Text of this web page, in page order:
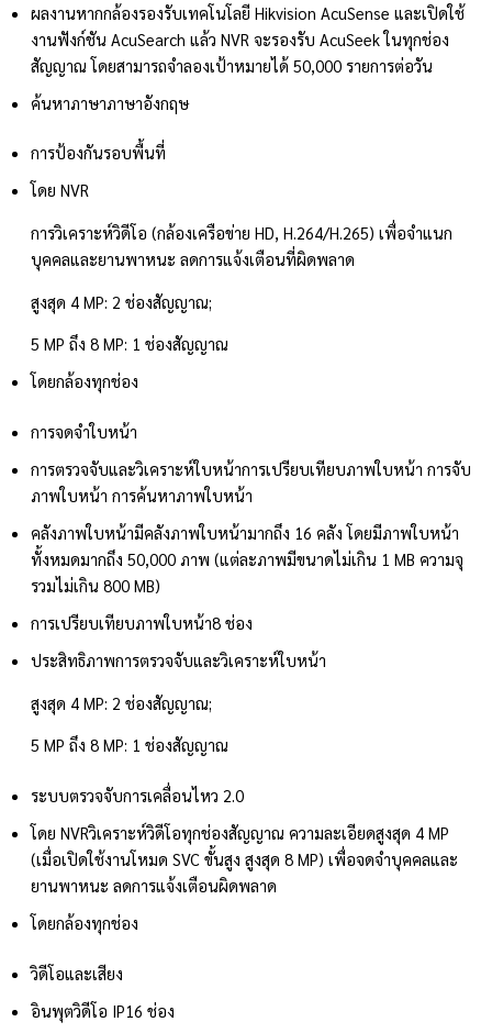
ผลงานหากกล้องรองรับเทคโนโลยี Hikvision AcuSense และเปิดใช้
งานฟังก์ชัน AcuSearch แล้ว NVR จะรองรับ AcuSeek ในทุกช่อง
สัญญาณ โดยสามารถจำลองเป้าหมายได้ 50,000 รายการต่อวัน
ค้นหาภาษาภาษาอังกฤษ
การป้องกันรอบพื้นที่
โดย NVR
การวิเคราะห์วิดีโอ (กล้องเครือข่าย HD, H.264/H.265) เพื่อจำแนก
บุคคลและยานพาหนะ ลดการแจ้งเตือนที่ผิดพลาด
สูงสุด 4 MP: 2 ช่องสัญญาณ;
5 MP ถึง 8 MP: 1 ช่องสัญญาณ
โดยกล้องทุกช่อง
การจดจำใบหน้า
การตรวจจับและวิเคราะห์ใบหน้าการเปรียบเทียบภาพใบหน้า การจับ
ภาพใบหน้า การค้นหาภาพใบหน้า
คลังภาพใบหน้ามีคลังภาพใบหน้ามากถึง 16 คลัง โดยมีภาพใบหน้า
ทั้งหมดมากถึง 50,000 ภาพ (แต่ละภาพมีขนาดไม่เกิน 1 MB ความจุ
รวมไม่เกิน 800 MB)
การเปรียบเทียบภาพใบหน้า8 ช่อง
ประสิทธิภาพการตรวจจับและวิเคราะห์ใบหน้า
สูงสุด 4 MP: 2 ช่องสัญญาณ;
5 MP ถึง 8 MP: 1 ช่องสัญญาณ
ระบบตรวจจับการเคลื่อนไหว 2.0
โดย NVRวิเคราะห์วิดีโอทุกช่องสัญญาณ ความละเอียดสูงสุด 4 MP
(เมื่อเปิดใช้งานโหมด SVC ขั้นสูง สูงสุด 8 MP) เพื่อจดจำบุคคลและ
ยานพาหนะ ลดการแจ้งเตือนผิดพลาด
โดยกล้องทุกช่อง
วิดีโอและเสียง
อินพุตวิดีโอ IP16 ช่อง